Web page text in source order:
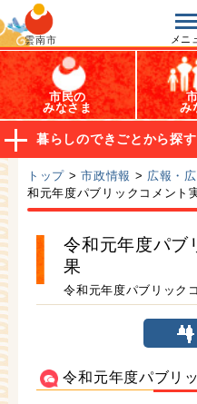
雲南市 メニ
オープンデータ
市民の
みなさま
み
暮らしのできごとから探す
トップ >市政情報 > 広報・
和元年度パブリックコメント
令和元年度パブ
果
令和元年度パブリック
令和元年度パブリ